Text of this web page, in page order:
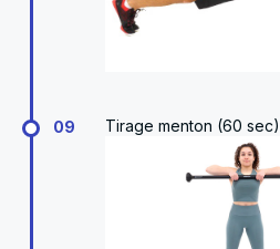
09 Tirage menton (60 sec)